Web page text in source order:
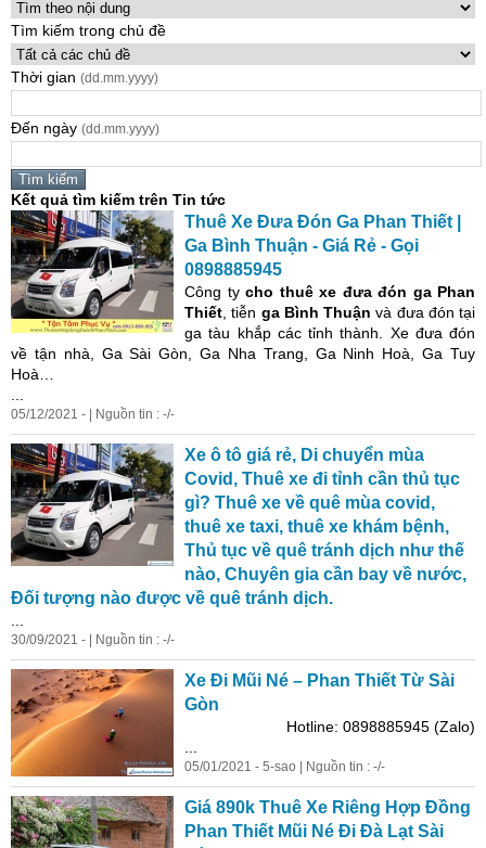
Tìm kiếm trong chủ đề
Thời gian (dd.mm.yyyy)
Đến ngày (dd.mm.yyyy)
Kết quả tìm kiếm trên Tin tức
Thuê Xe Đưa Đón Ga Phan Thiết |
Ga Bình Thuận - Giá Rẻ - Gọi
0898885945
Công ty cho thuê xe đưa đón ga Phan
Thiết , tiễn ga Bình Thuận và đưa đón tại
ga tàu khắp các tỉnh thành. Xeđưa đón
về tận nhà, Ga Sài Gòn, Ga Nha Trang, Ga Ninh Hoà, Ga Tuy
Hoà…
05/12/2021 - | Nguồn tin : -/-
Xe ô tô giá rẻ, Di chuyển mùa
Covid, Thuê xe đi tỉnh cần thủ tục
gì? Thuê xe về quê mùa covid,
thuê xe taxi, thuê xe khám bệnh,
Thủ tục về quê tránh dịch như thế
nào, Chuyên gia cần bay về nước,
Đối tượng nào được về quê tránh dịch.
30/09/2021 - | Nguồn tin : -/-
Xe Đi Mũi Né – Phan Thiết Từ Sài
Gòn
Hotline: 0898885945 (Zalo)
05/01/2021 - 5-sao | Nguồn tin : -/-
Giá 890k Thuê Xe Riêng Hợp Đồng
Phan Thiết Mũi Né Đi Đà Lạt Sài